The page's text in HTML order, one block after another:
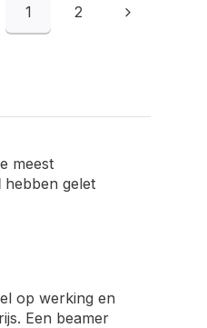
1 2
meest
hebben gelet
op werking en
Een beamer